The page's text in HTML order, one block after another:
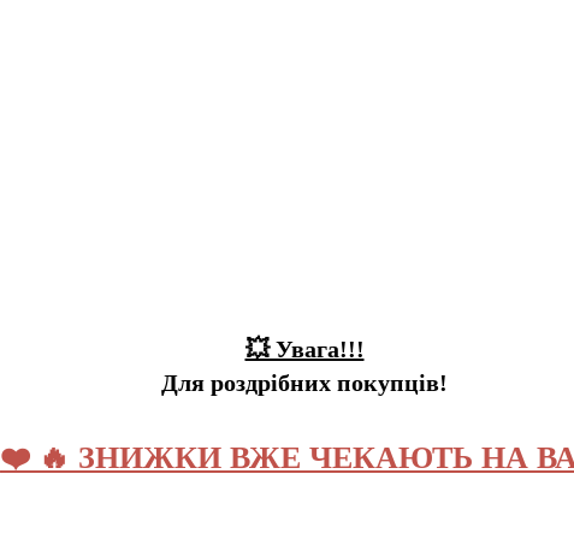
💥 Увага!!!
Для роздрібних покупців!
❤️ 🔥 ЗНИЖКИ ВЖЕ ЧЕКАЮТЬ НА